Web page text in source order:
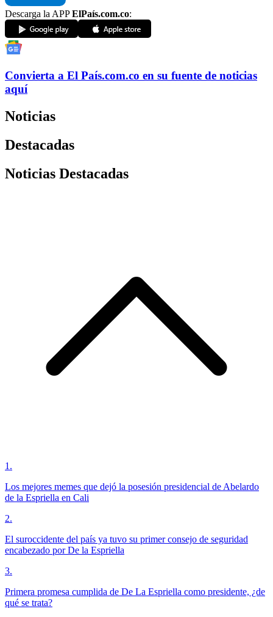
Descarga la APPElPaís.com.co:
Convierta a El País.com.co en su fuente de noticias
aquí
Noticias
Destacadas
Noticias Destacadas
1 .
Los mejores memes que dejó la posesión presidencial de Abelardo
de la Espriella en Cali
2.
El suroccidente del país ya tuvo su primer consejo de seguridad
encabezado por De la Espriella
3.
Primera promesa cumplida de De La Espriella como presidente, ¿de
qué se trata?